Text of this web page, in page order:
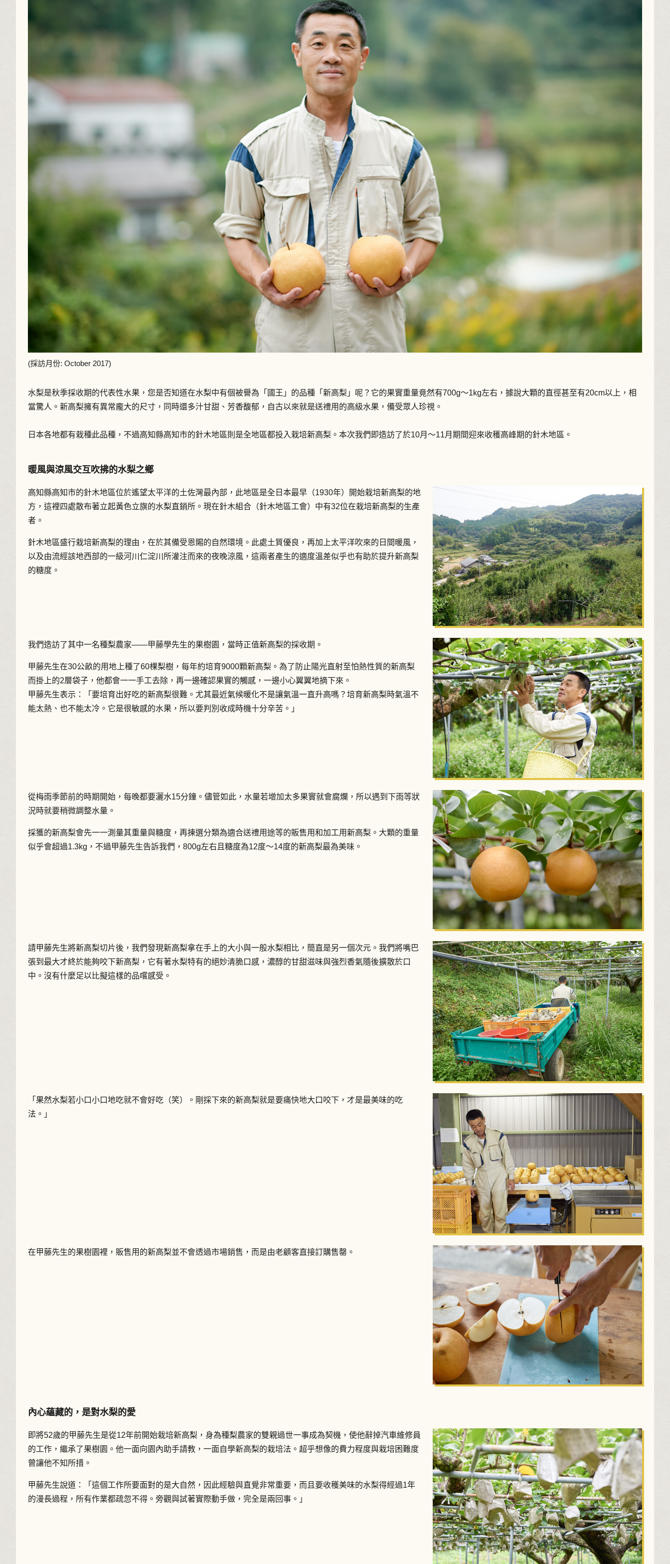
(採訪月份: October 2017)
水梨是秋季採收期的代表性水果，您是否知道在水梨中有個被譽為「國王」的品種「新高梨」呢？它的果實重量竟然有700g～1kg左右，據說大顆的直徑甚至有20cm以上，相
當驚人。新高梨擁有異常龐大的尺寸，同時還多汁甘甜、芳香馥郁，自古以來就是送禮用的高級水果，備受眾人珍視。
日本各地都有栽種此品種，不過高知縣高知市的針木地區則是全地區都投入栽培新高梨。本次我們即造訪了於10月～11月期間迎來收穫高峰期的針木地區。
暖風與涼風交互吹拂的水梨之鄉
高知縣高知市的針木地區位於遙望太平洋的土佐灣最內部，此地區是全日本最早（1930年）開始栽培新高梨的地
方，這裡四處散布著立起黃色立旗的水梨直銷所。現在針木組合（針木地區工會）中有32位在栽培新高梨的生產
者。
針木地區盛行栽培新高梨的理由，在於其備受恩賜的自然環境。此處土質優良，再加上太平洋吹來的日間暖風，
以及由流經該地西部的一級河川仁淀川所灌注而來的夜晚涼風，這兩者產生的適度溫差似乎也有助於提升新高梨
的糖度。
我們造訪了其中一名種梨農家——甲藤學先生的果樹園，當時正值新高梨的採收期。
甲藤先生在30公畝的用地上種了60棵梨樹，每年約培育9000顆新高梨。為了防止陽光直射至怕熱性質的新高梨
而掛上的2層袋子，他都會一一手工去除，再一邊確認果實的觸感，一邊小心翼翼地摘下來。
甲藤先生表示：「要培育出好吃的新高梨很難。尤其最近氣候暖化不是讓氣溫一直升高嗎？培育新高梨時氣溫不
能太熱、也不能太冷。它是很敏感的水果，所以要判別收成時機十分辛苦。」
從梅雨季節前的時期開始，每晚都要灑水15分鐘。儘管如此，水量若增加太多果實就會腐爛，所以遇到下雨等狀
況時就要稍微調整水量。
採獲的新高梨會先一一測量其重量與糖度，再揀選分類為適合送禮用途等的販售用和加工用新高梨。大顆的重量
似乎會超過1.3kg，不過甲藤先生告訴我們，800g左右且糖度為12度～14度的新高梨最為美味。
請甲藤先生將新高梨切片後，我們發現新高梨拿在手上的大小與一般水梨相比，簡直是另一個次元。我們將嘴巴
張到最大才終於能夠咬下新高梨，它有著水梨特有的絕妙清脆口感，濃醇的甘甜滋味與強烈香氣隨後擴散於口
中。沒有什麼足以比擬這樣的品嚐感受。
「果然水梨若小口小口地吃就不會好吃（笑）。剛採下來的新高梨就是要痛快地大口咬下，才是最美味的吃
法。」
在甲藤先生的果樹園裡，販售用的新高梨並不會透過市場銷售，而是由老顧客直接訂購售罄。
內心蘊藏的，是對水梨的愛
即將52歲的甲藤先生是從12年前開始栽培新高梨，身為種梨農家的雙親過世一事成為契機，使他辭掉汽車維修員
的工作，繼承了果樹園。他一面向園內助手請教，一面自學新高梨的栽培法。超乎想像的費力程度與栽培困難度
曾讓他不知所措。
甲藤先生說道：「這個工作所要面對的是大自然，因此經驗與直覺非常重要，而且要收穫美味的水梨得經過1年
的漫長過程，所有作業都疏忽不得。旁觀與試著實際動手做，完全是兩回事。」